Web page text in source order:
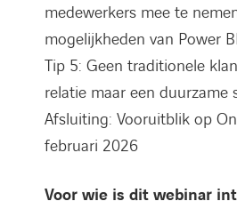
medewerkers mee te
mogelijkheden van Power
Tip 5: Geen traditionele
relatie maar een duurzame
Afsluiting: Vooruitblik op
februari 2026
Voor wie is dit webinar